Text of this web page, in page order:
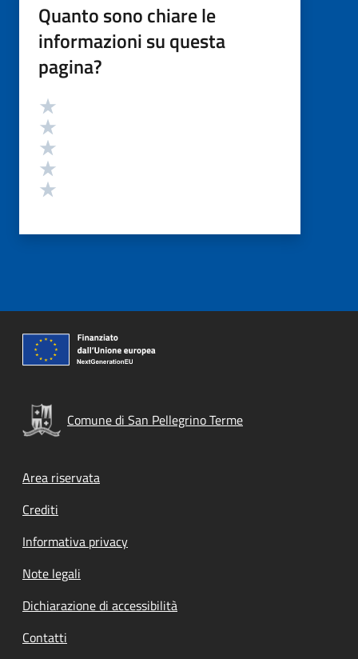
Quanto sono chiare le
informazioni su questa
pagina?
Valutazione
Comune di San Pellegrino Terme
Footer menu
Area riservata
Crediti
Informativa privacy
Note legali
Dichiarazione di accessibilità
Contatti